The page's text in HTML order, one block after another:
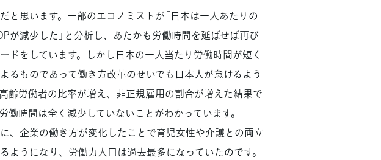
思います。一部のエコノミストが「日本は一人あたりの
が減少した」と分析し、あたかも労働時間を延ばせば再び
ドをしています。しかし日本の一人当たり労働時間が短く
るものであって働き方改革のせいでも日本人が怠けるよう
齢労働者の比率が増え、非正規雇用の割合が増えた結果で
時間は全く減少していないことがわかっています。
企業の働き方が変化したことで育児女性や介護との両立
ようになり、労働力人口は過去最多になっていたのです。